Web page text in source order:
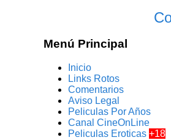
Menú Principal
Inicio
Links Rotos
Comentarios
Aviso Legal
Peliculas Por Años
Canal CineOnLine
Peliculas Eroticas+18